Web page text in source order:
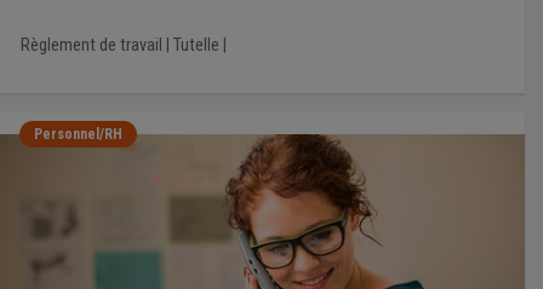
Règlement de travail Tutelle
Personnel/RH